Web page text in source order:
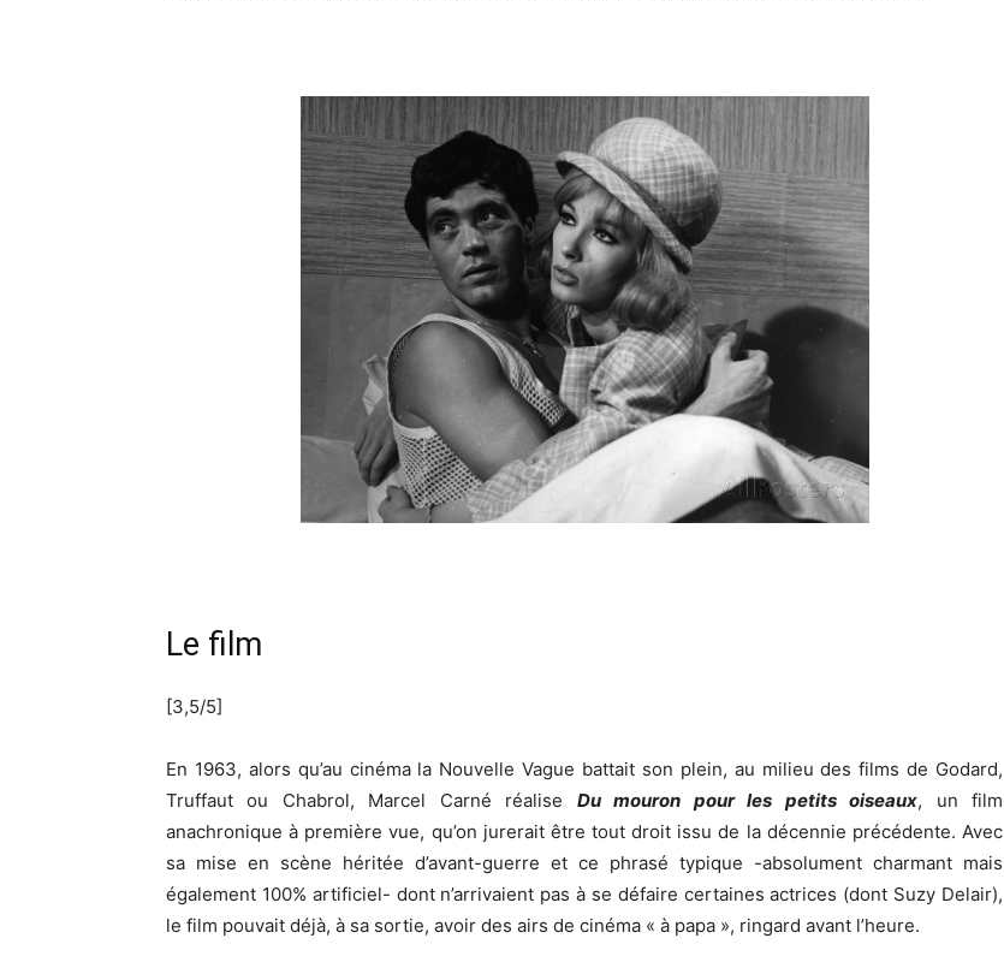
Le film
[3,5/5]
En 1963, alors qu’au cinéma la Nouvelle Vague battait son plein, au milieu des films de Godard,
Truffaut ou Chabrol, Marcel Carné réalise Du mouron pour les petits oiseaux, un film
anachronique à première vue, qu’on jurerait être tout droit issu de la décennie précédente. Avec
sa mise en scène héritée d’avant-guerre et ce phrasé typique -absolument charmant mais
également 100% artificiel- dont n’arrivaient pas à se défaire certaines actrices (dont Suzy Delair),
le film pouvait déjà, à sa sortie, avoir des airs de cinéma « à papa », ringard avant l’heure.